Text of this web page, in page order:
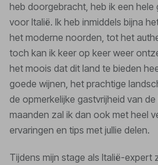
heb doorgebracht, heb ik een hele
voor Italië. Ik heb inmiddels bijna
het moderne noorden, tot het
toch kan ik keer op keer weer
het moois dat dit land te bieden
goede wijnen, het prachtige
de opmerkelijke gastvrijheid van
maanden zal ik dan ook met heel
ervaringen en tips met jullie delen.
Tijdens mijn stage als Italië-expert